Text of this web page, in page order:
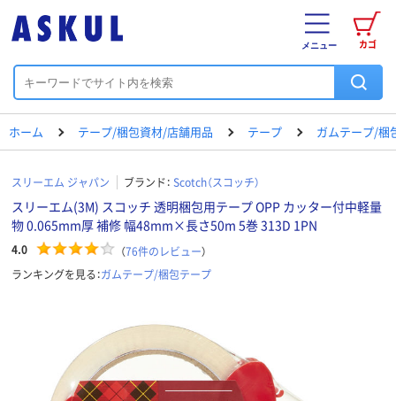
カゴ
メニュー
ホーム テープ/梱包資材/店舗用品 テープ ガムテープ/梱
スリーエム ジャパン ブランド： Scotch（スコッチ）
スリーエム(3M) スコッチ 透明梱包用テープ OPP カッター付中軽量
物 0.065mm厚 補修 幅48mm×長さ50m 5巻 313D 1PN
4.0 （76件のレビュー）
ランキングを見る：ガムテープ/梱包テープ